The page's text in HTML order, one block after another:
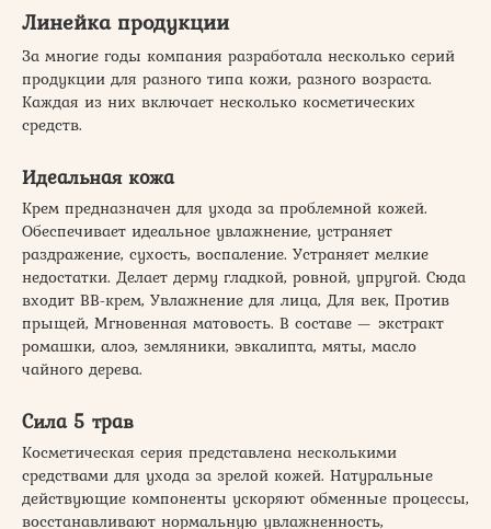
Линейка продукции
За многие годы компания разработала несколько серий
продукции для разного типа кожи, разного возраста.
Каждая из них включает несколько косметических
средств.
Идеальная кожа
Крем предназначен для ухода за проблемной кожей.
Обеспечивает идеальное увлажнение, устраняет
раздражение, сухость, воспаление. Устраняет мелкие
недостатки. Делает дерму гладкой, ровной, упругой. Сюда
входит ВВ-крем, Увлажнение для лица, Для век, Против
прыщей, Мгновенная матовость. В составе — экстракт
ромашки, алоэ, земляники, эвкалипта, мяты, масло
чайного дерева.
Сила 5 трав
Косметическая серия представлена несколькими
средствами для ухода за зрелой кожей. Натуральные
действующие компоненты ускоряют обменные процессы,
восстанавливают нормальную увлажненность,